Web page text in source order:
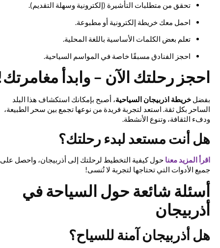
تحقق من متطلبات التأشيرة (إلكترونية وسهلة التقديم).
احمل معك خريطة إلكترونية أو مطبوعة.
تعلم بعض الكلمات الأساسية باللغة المحلية.
احجز الفنادق مسبقًا خاصة في المواسم السياحية.
احجز رحلتك الآن – وابدأ مغامرتك!
بفضلخريطة اذربيجان السياحية، أصبح بإمكانك استكشاف هذا البلد
الساحر بكل ثقة. استعد لتجربة فريدة من نوعها تجمع بين سحر الطبيعة،
ودفء الثقافة، وتنوع الأنشطة.
هل أنت مستعد لبدء رحلتك؟
اقرأ المزيد معناحول كيفية التخطيط لرحلتك إلى أذربيجان، واحصل على
جميع الأدوات التي تحتاجها لتجربة لا تُنسى!
أسئلة شائعة حول السياحة في
أذربيجان
هل أذربيجان آمنة للسياح؟